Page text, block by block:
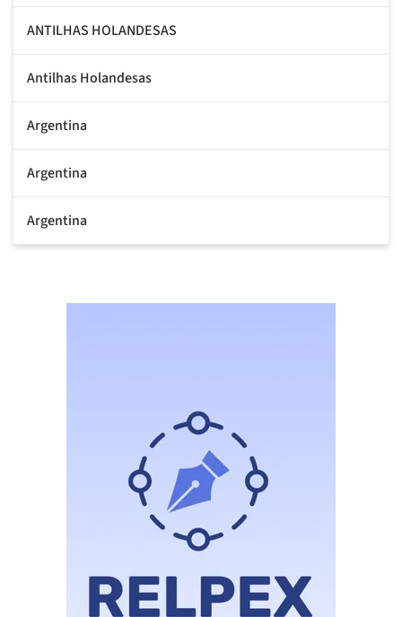
ANTILHAS HOLANDESAS
Antilhas Holandesas
Argentina
Argentina
Argentina